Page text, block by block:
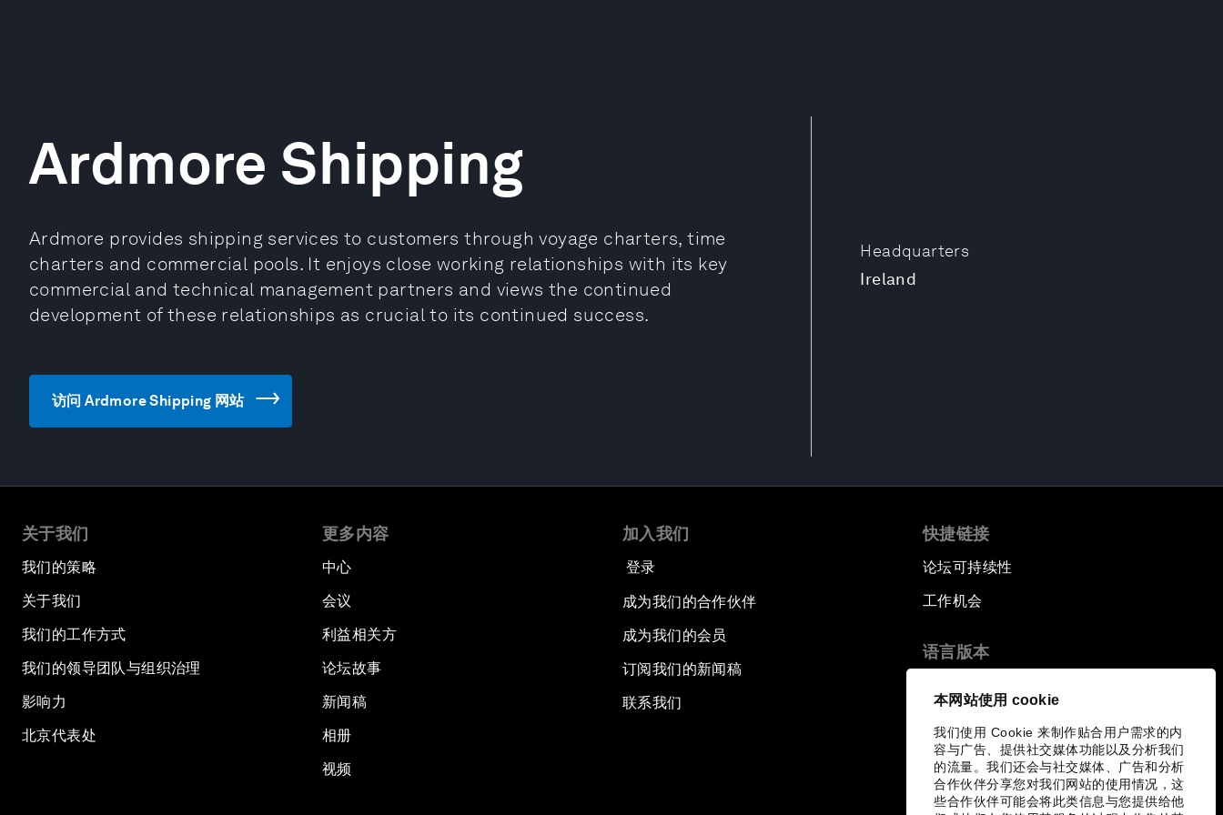
本网站使用 cookie
我们使用 Cookie 来制作贴合用户需求的内
容与广告、提供社交媒体功能以及分析我们
的流量。我们还会与社交媒体、广告和分析
合作伙伴分享您对我们网站的使用情况，这
些合作伙伴可能会将此类信息与您提供给他
Headquarters
Ireland
Ardmore Shipping
Ardmore provides shipping services to customers through voyage charters, time
charters and commercial pools. It enjoys close working relationships with its key
commercial and technical management partners and views the continued
development of these relationships as crucial to its continued success.
访问 Ardmore Shipping 网站
关于我们
我们的策略
关于我们
我们的工作方式
我们的领导团队与组织治理
影响力
北京代表处
更多内容
中心
会议
利益相关方
论坛故事
新闻稿
相册
视频
加入我们
登录
成为我们的合作伙伴
成为我们的会员
订阅我们的新闻稿
联系我们
快捷链接
论坛可持续性
工作机会
语言版本